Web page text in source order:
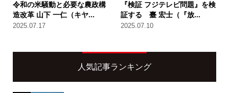
令和の米騒動と必要な農政構
造改革 山下 一仁（キヤ...
2025.07.17
『検証 フジテレビ問題』を検
証する 臺 宏士（『放...
2025.07.10
人気記事ランキング